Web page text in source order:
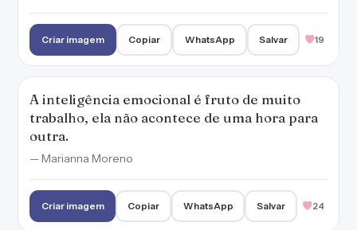
Criar imagem Copiar WhatsApp Salvar 19
A inteligência emocional é fruto de muito
trabalho, ela não acontece de uma hora para
outra.
— Marianna Moreno
Criar imagem Copiar WhatsApp Salvar 24